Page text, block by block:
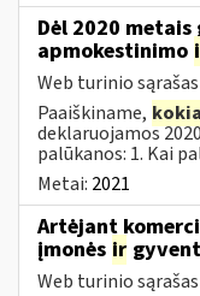
Dėl 2020
apmokestinimo
Web turinio sąrašas
Paaiškiname, kokia
deklaruojamos
palūkanos: 1. Kai
Metai: 2021
Artėjant
įmonės ir
Web turinio sąrašas